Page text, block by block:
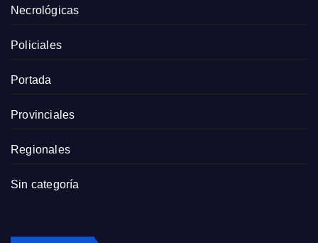
Necrológicas
Policiales
Portada
Provinciales
Regionales
Sin categoría